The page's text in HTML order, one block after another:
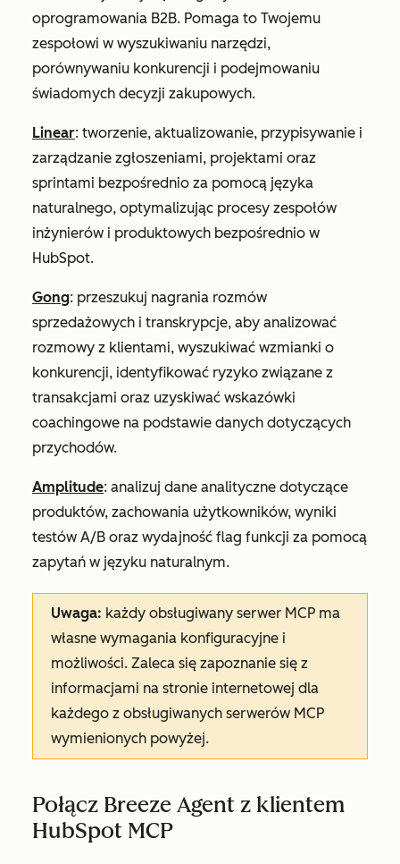
oprogramowania B2B. Pomaga to Twojemu
zespołowi w wyszukiwaniu narzędzi,
porównywaniu konkurencji i podejmowaniu
świadomych decyzji zakupowych.
Linear: tworzenie, aktualizowanie, przypisywanie i
zarządzanie zgłoszeniami, projektami oraz
sprintami bezpośrednio za pomocą języka
naturalnego, optymalizując procesy zespołów
inżynierów i produktowych bezpośrednio w
HubSpot.
Gong: przeszukuj nagrania rozmów
sprzedażowych i transkrypcje, aby analizować
rozmowy z klientami, wyszukiwać wzmianki o
konkurencji, identyfikować ryzyko związane z
transakcjami oraz uzyskiwać wskazówki
coachingowe na podstawie danych dotyczących
przychodów.
Amplitude: analizuj dane analityczne dotyczące
produktów, zachowania użytkowników, wyniki
testów A/B oraz wydajność flag funkcji za pomocą
zapytań w języku naturalnym.
Uwaga: każdy obsługiwany serwer MCP ma
własne wymagania konfiguracyjne i
możliwości. Zaleca się zapoznanie się z
informacjami na stronie internetowej dla
każdego z obsługiwanych serwerów MCP
wymienionych powyżej.
Połącz Breeze Agent z klientem
HubSpot MCP